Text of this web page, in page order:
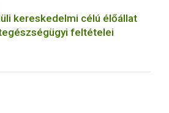
kereskedelmi célú élőállat
feltételei